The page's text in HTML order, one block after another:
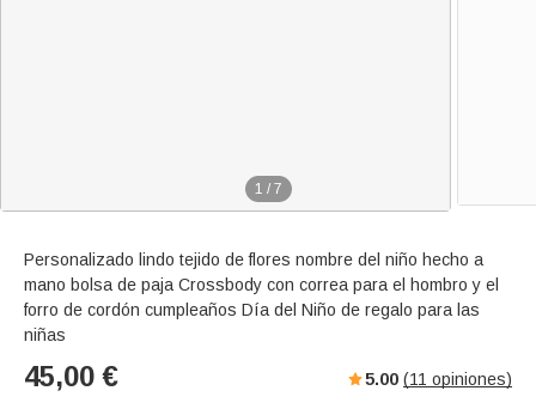
1 / 7
Personalizado lindo tejido de flores nombre del niño hecho a
mano bolsa de paja Crossbody con correa para el hombro y el
forro de cordón cumpleaños Día del Niño de regalo para las
niñas
45,00 € 5.00 (11 opiniones)